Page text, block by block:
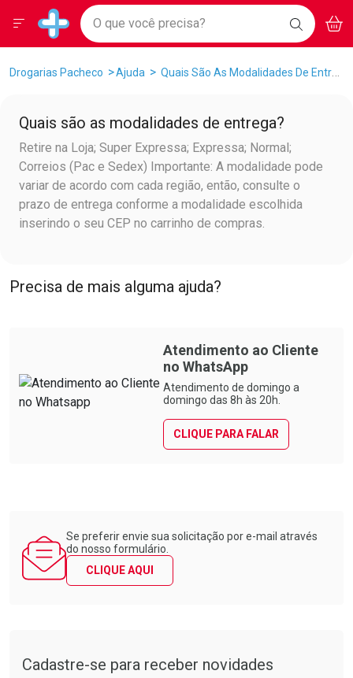
Drogarias Pacheco
Baixe nosso APP e aproveite Ofertas Exclusivas!
BAIXE
O APP
Ir direto para a home
pela página
Ir direto para o conteúdo
Ir direto para a busca
Ir direto para a conta
Ir direto para o carrinho
Ir direto para o menu
Faça a sua busca
O que você precisa? BUSCAR
Menu
Breadcrumb
Drogarias Pacheco Ajuda Quais São As Modalidades De Entrega?
Quais são as modalidades de entrega?
Retire na Loja; Super Expressa; Expressa; Normal;
Correios (Pac e Sedex) Importante: A modalidade pode
variar de acordo com cada região, então, consulte o
prazo de entrega conforme a modalidade escolhida
inserindo o seu CEP no carrinho de compras.
Precisa de mais alguma ajuda?
Atendimento ao Cliente
no WhatsApp
Atendimento de domingo a
domingo das 8h às 20h.
CLIQUE PARA FALAR
Se preferir envie sua solicitação por e-mail através
do nosso formulário.
CLIQUE AQUI
Cadastre-se para receber novidades